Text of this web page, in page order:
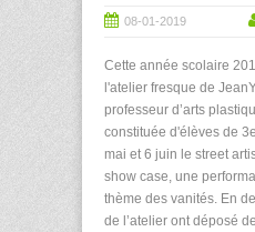
08-01-2019
Cette année scolaire
l'atelier fresque de
professeur d’arts
constituée d'élèves de
mai et 6 juin le street
show case, une
thème des vanités. En
de l’atelier ont déposé